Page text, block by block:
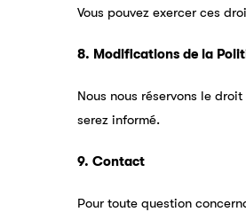
Vous pouvez exercer ces
8. Modifications de la
Nous nous réservons le
serez informé.
9. Contact
Pour toute question